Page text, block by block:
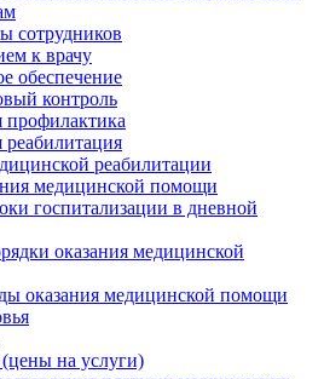
сотрудников
к врачу
обеспечение
контроль
реабилитации
медицинской помощи
госпитализации в дневной
оказания медицинской
оказания медицинской помощи
на услуги)